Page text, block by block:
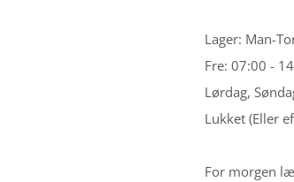
Lager: Man-
Fre: 07:00 -
Lørdag,
Lukket (Eller
For morgen